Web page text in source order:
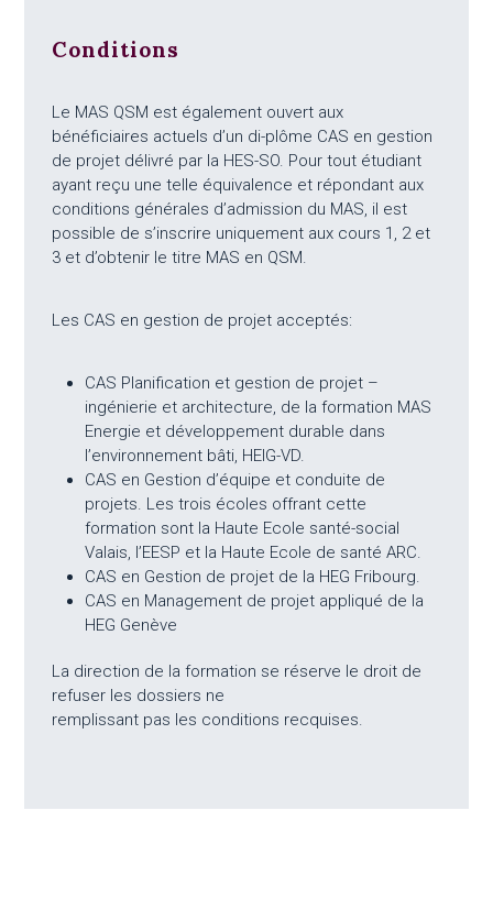
Conditions
Le MAS QSM est également ouvert aux
bénéficiaires actuels d’un di-plôme CAS en gestion
de projet délivré par la HES-SO. Pour tout étudiant
ayant reçu une telle équivalence et répondant aux
conditions générales d’admission du MAS, il est
possible de s’inscrire uniquement aux cours 1, 2 et
3 et d’obtenir le titre MAS en QSM.
Les CAS en gestion de projet acceptés:
CAS Planification et gestion de projet –
ingénierie et architecture, de la formation MAS
Energie et développement durable dans
l’environnement bâti, HEIG-VD.
CAS en Gestion d’équipe et conduite de
projets. Les trois écoles offrant cette
formation sont la Haute Ecole santé-social
Valais, l’EESP et la Haute Ecole de santé ARC.
CAS en Gestion de projet de la HEG Fribourg.
CAS en Management de projet appliqué de la
HEG Genève
La direction de la formation se réserve le droit de
refuser les dossiers ne
remplissant pas les conditions recquises.